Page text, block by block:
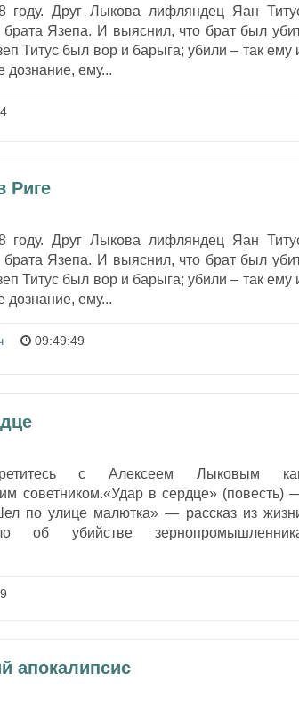
году. Друг Лыкова лифляндец Яан
Язепа. И выяснил, что брат был
Титус был вор и барыга; убили – так ему
дознание, ему...
Риге
году. Друг Лыкова лифляндец Яан
Язепа. И выяснил, что брат был
Титус был вор и барыга; убили – так ему
дознание, ему...
09:49:49
с Алексеем Лыковым
советником.«Удар в сердце» (повесть)
по улице малютка» — рассказ из
об убийстве
апокалипсис